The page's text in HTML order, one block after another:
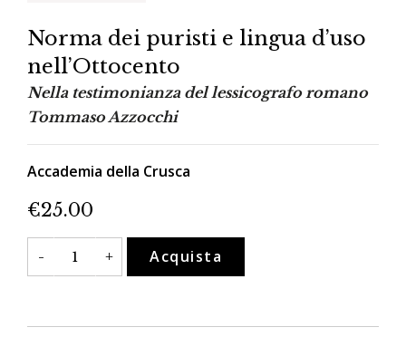
Norma dei puristi e lingua d’uso
nell’Ottocento
Nella testimonianza del lessicografo romano
Tommaso Azzocchi
Accademia della Crusca
€25.00
-
Norma
dei
puristi
nell'Ottocento
+ Acquista